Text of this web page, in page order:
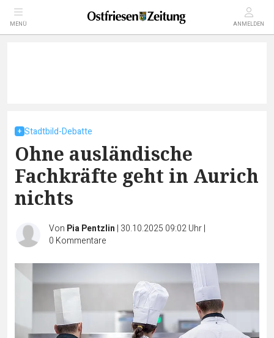
MENÜ ANMELDEN
Stadtbild-Debatte
Ohne ausländische
Fachkräfte geht in Aurich
nichts
Von Pia Pentzlin | 30.10.2025 09:02 Uhr|
0 Kommentare